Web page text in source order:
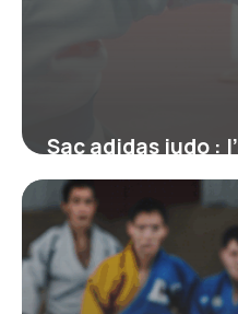
Sac adidas judo :
incontournable
22 mai 2026